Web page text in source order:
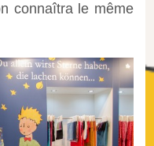
connaîtra le même